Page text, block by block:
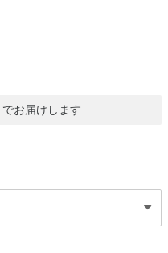
でお届けします